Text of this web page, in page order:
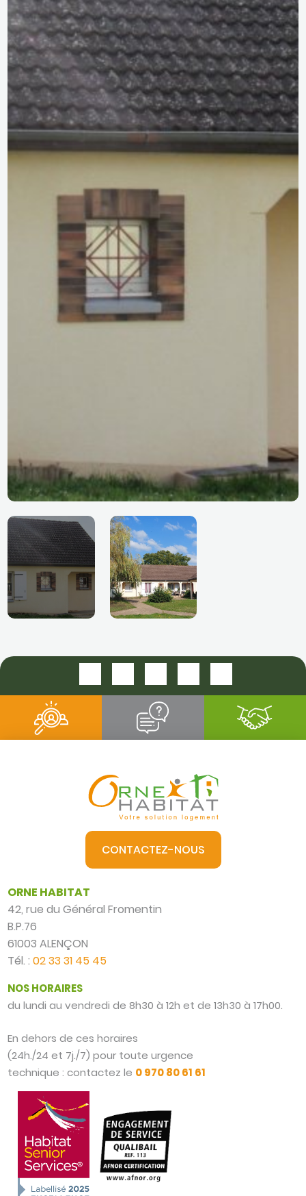
LES EMASSETTES CONDE SUR HUISNE
CONTACTEZ-NOUS
ORNE HABITAT
42, rue du Général Fromentin
B.P.76
61003 ALENÇON
Tél. :02 33 31 45 45
NOS HORAIRES
du lundi au vendredi de 8h30 à 12h et de 13h30 à 17h00.
En dehors de ces horaires
(24h./24 et 7j./7) pour toute urgence
technique : contactez le 0 970 80 61 61